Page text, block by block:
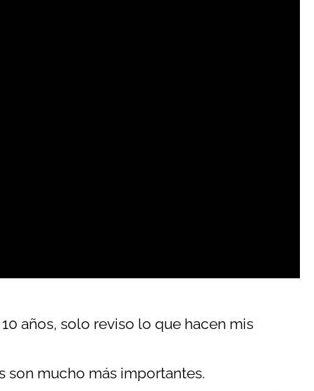
años, solo reviso lo que hacen mis
son mucho más importantes.